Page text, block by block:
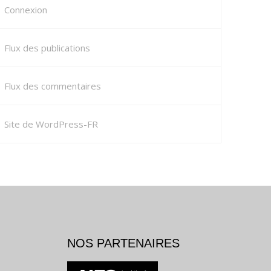
Connexion
Flux des publications
Flux des commentaires
Site de WordPress-FR
NOS PARTENAIRES